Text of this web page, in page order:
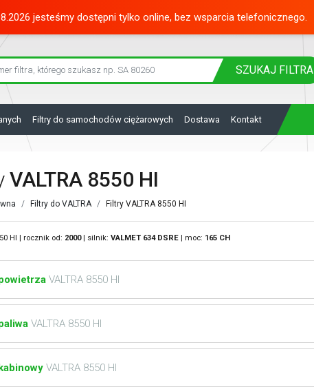
jesteśmy dostępni tylko online, bez wsparcia telefonicznego.
SZUKAJ FILTRA
Filtry do samochodów ciężarowych Dostawa Kontakt
VALTRA 8550 HI
Filtry do VALTRA Filtry VALTRA 8550 HI
HI | rocznik od: 2000| silnik: VALMET 634 DSRE | moc: 165 CH
VALTRA 8550 HI
VALTRA 8550 HI
VALTRA 8550 HI